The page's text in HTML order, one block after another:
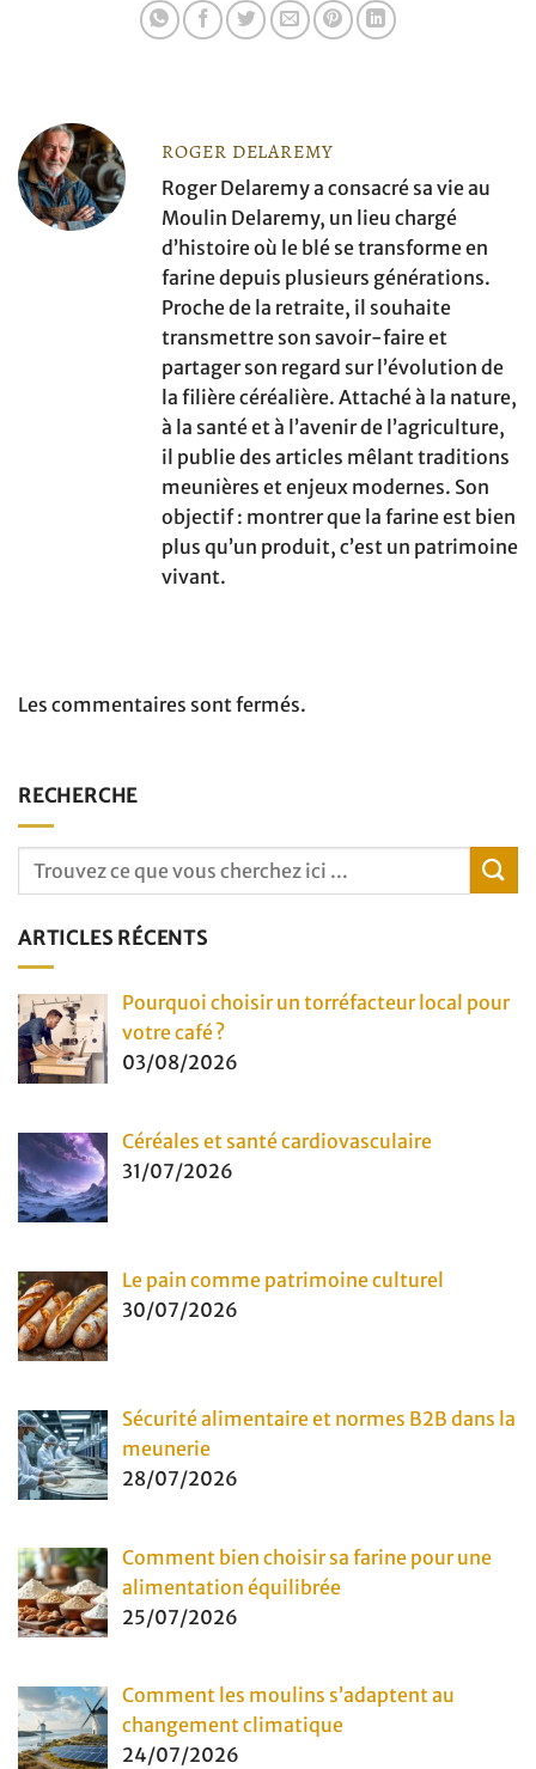
ROGER DELAREMY
Roger Delaremy a consacré sa vie au
Moulin Delaremy, un lieu chargé
d’histoire où le blé se transforme en
farine depuis plusieurs générations.
Proche de la retraite, il souhaite
transmettre son savoir-faire et
partager son regard sur l’évolution de
la filière céréalière. Attaché à la nature,
à la santé et à l’avenir de l’agriculture,
il publie des articles mêlant traditions
meunières et enjeux modernes. Son
objectif : montrer que la farine est bien
plus qu’un produit, c’est un patrimoine
vivant.
Les commentaires sont fermés.
RECHERCHE
ARTICLES RÉCENTS
Pourquoi choisir un torréfacteur local pour
votre café ?
03/08/2026
Céréales et santé cardiovasculaire
31/07/2026
Le pain comme patrimoine culturel
30/07/2026
Sécurité alimentaire et normes B2B dans la
meunerie
28/07/2026
Comment bien choisir sa farine pour une
alimentation équilibrée
25/07/2026
Comment les moulins s’adaptent au
changement climatique
24/07/2026